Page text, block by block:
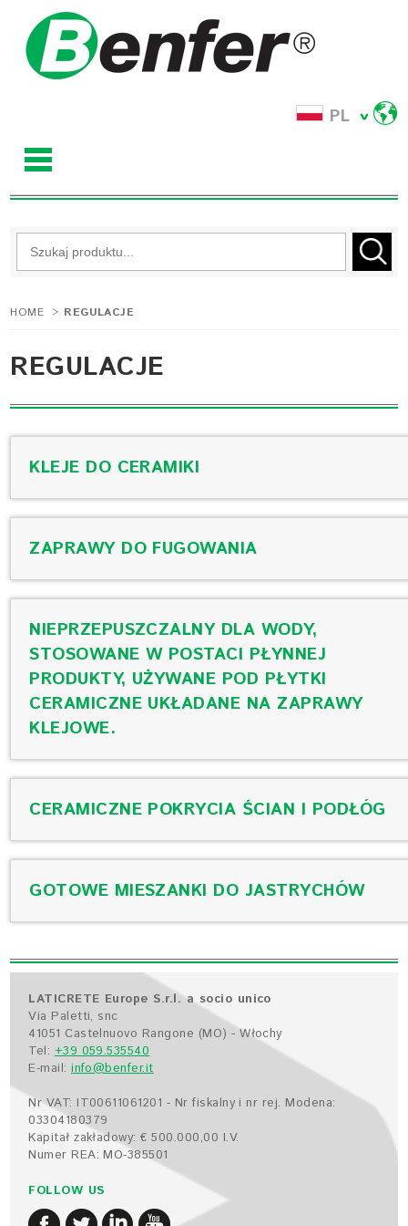
PL
HOME > REGULACJE
REGULACJE
KLEJE DO CERAMIKI
ZAPRAWY DO FUGOWANIA
NIEPRZEPUSZCZALNY DLA WODY,
STOSOWANE W POSTACI PŁYNNEJ
PRODUKTY, UŻYWANE POD PŁYTKI
CERAMICZNE UKŁADANE NA ZAPRAWY
KLEJOWE.
CERAMICZNE POKRYCIA ŚCIAN I PODŁÓG
GOTOWE MIESZANKI DO JASTRYCHÓW
LATICRETE Europe S.r.l. a socio unico
Via Paletti, snc
41051 Castelnuovo Rangone (MO) - Włochy
Tel: +39 059.535540
E-mail:info@benfer.it
Nr VAT: IT00611061201 - Nr fiskalny i nr rej. Modena:
03304180379
Kapitał zakładowy: € 500.000,00 I.V.
Numer REA: MO-385501
FOLLOW US